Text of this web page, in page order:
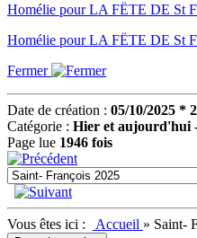
Homélie pour LA FËTE DE St
Homélie pour LA FËTE DE St
Fermer
Date de création : 05/10/2025 *
Catégorie : Hier et aujourd'hui
Page lue 1946 fois
Vous êtes ici : Accueil » Saint-